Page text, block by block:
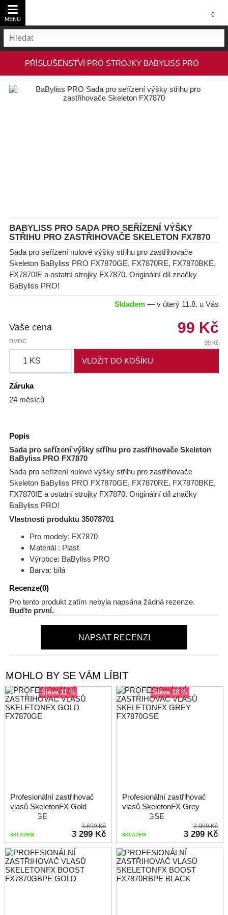
MENU
0
PÉČE O VLASY
Všechny Péče o vlasy
Žehličky na vlasy
Všechny Kulmy
Klasické, s klipem
Trojkulmy a speciální kulmy
Horkovzdušné kulmy
Profesionální kartáče
ZASTŘIHOVAČE
HOLÍCÍ STROJKY
Náhradní nože
Náhradní hřebeny a nástavce
PŘÍSLUŠENSTVÍ PRO STROJKY BABYLISS PRO
BABYLISS PRO SADA PRO SEŘÍZENÍ VÝŠKY
STŘIHU PRO ZASTŘIHOVAČE SKELETON FX7870
Sada pro seřízení nulové výšky střihu pro zastřihovače
Skeleton BaByliss PRO FX7870GE, FX7870RE, FX7870BKE,
FX7870IE a ostatní strojky FX7870. Originální díl značky
BaByliss PRO!
Skladem — v úterý 11.8. u Vás
Vaše cena 99 Kč
DMOC 99 Kč
Záruka
24 měsíců
Popis
Sada pro seřízení výšky stříhu pro zastřihovače Skeleton
BaByliss PRO FX7870
Sada pro seřízení nulové výšky střihu pro zastřihovače
Skeleton BaByliss PRO FX7870GE, FX7870RE, FX7870BKE,
FX7870IE a ostatní strojky FX7870. Originální díl značky
BaByliss PRO!
Vlastnosti produktu 35078701
Pro modely: FX7870
Materiál : Plast
Výrobce: BaByliss PRO
Barva: bílá
Recenze(0)
Pro tento produkt zatím nebyla napsána žádná rezenze.
Buďte první.
NAPSAT RECENZI
MOHLO BY SE VÁM LÍBIT
sleva 11 %
Profesionální zastřihovač
vlasů SkeletonFX Gold
FX7870GE
3 699 Kč
3 299 Kč
SKLADEM
sleva 18 %
Profesionální zastřihovač
vlasů SkeletonFX Grey
FX7870GSE
3 999 Kč
3 299 Kč
SKLADEM